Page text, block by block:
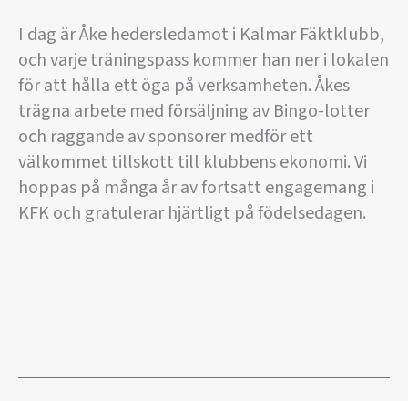
I dag är Åke hedersledamot i Kalmar Fäktklubb,
och varje träningspass kommer han ner i lokalen
för att hålla ett öga på verksamheten. Åkes
trägna arbete med försäljning av Bingo-lotter
och raggande av sponsorer medför ett
välkommet tillskott till klubbens ekonomi. Vi
hoppas på många år av fortsatt engagemang i
KFK och gratulerar hjärtligt på födelsedagen.